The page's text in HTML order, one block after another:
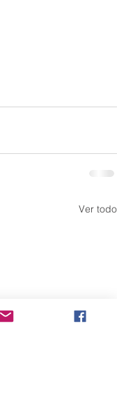
Ver todo